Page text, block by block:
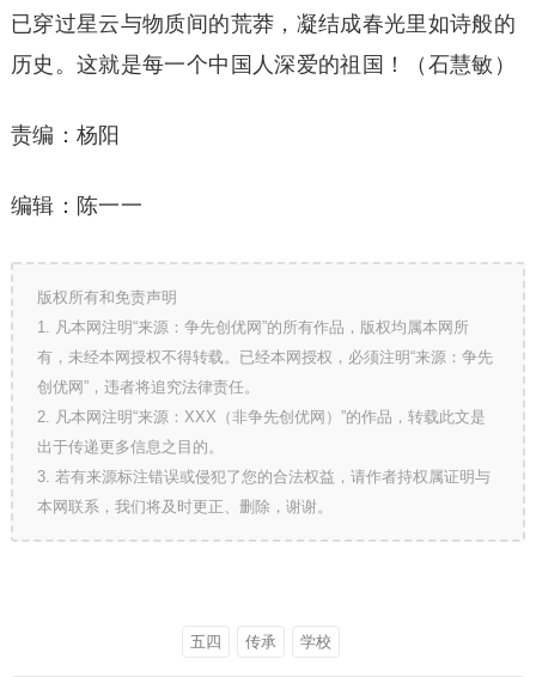
已穿过星云与物质间的荒莽，凝结成春光里如诗般的
历史。这就是每一个中国人深爱的祖国！（石慧敏）
责编：杨阳
编辑：陈一一
版权所有和免责声明
1. 凡本网注明“来源：争先创优网”的所有作品，版权均属本网所
有，未经本网授权不得转载。已经本网授权，必须注明“来源：争先
创优网”，违者将追究法律责任。
2. 凡本网注明“来源：XXX（非争先创优网）”的作品，转载此文是
出于传递更多信息之目的。
3. 若有来源标注错误或侵犯了您的合法权益，请作者持权属证明与
本网联系，我们将及时更正、删除，谢谢。
五四 传承 学校